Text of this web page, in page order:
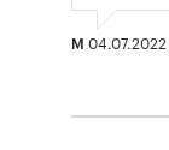
M 04.07.2022